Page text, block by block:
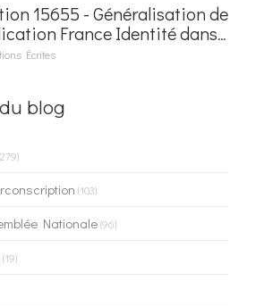
15655 - Généralisation de
France Identité dans
du quotidien
Écrites
blog
(103)
Nationale(96)
(19)